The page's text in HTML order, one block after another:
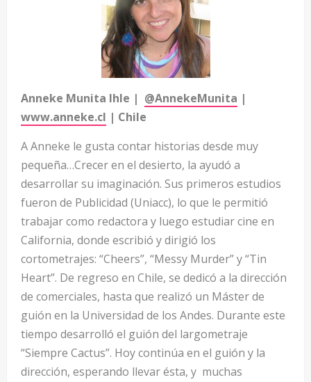
Anneke Munita Ihle | @AnnekeMunita |
www.anneke.cl | Chile
A Anneke le gusta contar historias desde muy
pequeña…Crecer en el desierto, la ayudó a
desarrollar su imaginación. Sus primeros estudios
fueron de Publicidad (Uniacc), lo que le permitió
trabajar como redactora y luego estudiar cine en
California, donde escribió y dirigió los
cortometrajes: “Cheers”, “Messy Murder” y “Tin
Heart”. De regreso en Chile, se dedicó a la dirección
de comerciales, hasta que realizó un Máster de
guión en la Universidad de los Andes. Durante este
tiempo desarrolló el guión del largometraje
“Siempre Cactus”. Hoy continúa en el guión y la
dirección, esperando llevar ésta, y muchas